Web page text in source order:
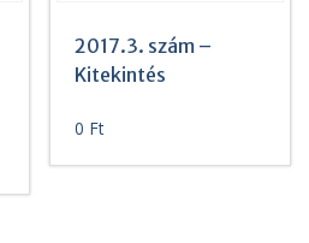
2017.3. szám –
Kitekintés
0 Ft